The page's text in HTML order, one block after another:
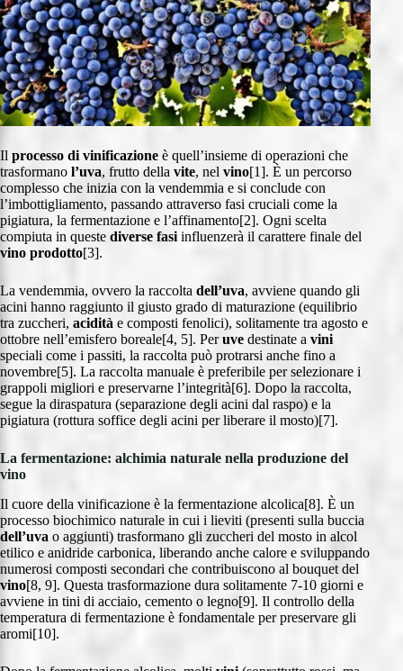
Il processo di vinificazione è quell’insieme di operazioni che
trasformano l’uva, frutto della vite, nel vino[1]. È un percorso
complesso che inizia con la vendemmia e si conclude con
l’imbottigliamento, passando attraverso fasi cruciali come la
pigiatura, la fermentazione e l’affinamento[2]. Ogni scelta
compiuta in queste diverse fasiinfluenzerà il carattere finale del
vino prodotto[3].
La vendemmia, ovvero la raccolta dell’uva, avviene quando gli
acini hanno raggiunto il giusto grado di maturazione (equilibrio
tra zuccheri, acidità e composti fenolici), solitamente tra agosto e
ottobre nell’emisfero boreale[4, 5]. Peruve destinate a vini
speciali come i passiti, la raccolta può protrarsi anche fino a
novembre[5]. La raccolta manuale è preferibile per selezionare i
grappoli migliori e preservarne l’integrità[6]. Dopo la raccolta,
segue la diraspatura (separazione degli acini dal raspo) e la
pigiatura (rottura soffice degli acini per liberare il mosto)[7].
La fermentazione: alchimia naturale nella produzione del
vino
Il cuore della vinificazione è la fermentazione alcolica[8]. È un
processo biochimico naturale in cui i lieviti (presenti sulla buccia
dell’uva o aggiunti) trasformano gli zuccheri del mosto in alcol
etilico e anidride carbonica, liberando anche calore e sviluppando
numerosi composti secondari che contribuiscono al bouquet del
vino[8, 9]. Questa trasformazione dura solitamente 7-10 giorni e
avviene in tini di acciaio, cemento o legno[9]. Il controllo della
temperatura di fermentazione è fondamentale per preservare gli
aromi[10].